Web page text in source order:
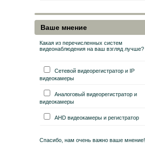
Ваше мнение
Какая из перечисленных систем
видеонаблюдения на ваш взгляд лучше?
Сетевой видеорегистратор и IP
видеокамеры
Аналоговый видеорегистратор и
видеокамеры
AHD видеокамеры и регистратор
Спасибо, нам очень важно ваше мнение!